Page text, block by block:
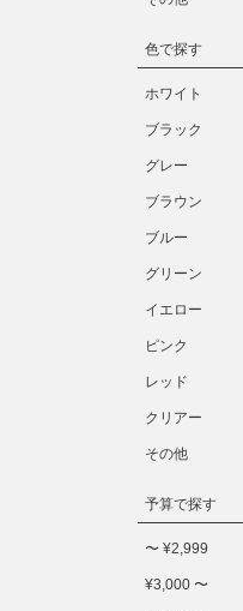
色で探す
ホワイト
ブラック
グレー
ブラウン
ブルー
グリーン
イエロー
ピンク
レッド
クリアー
その他
予算で探す
〜 ¥2,999
¥3,000 〜